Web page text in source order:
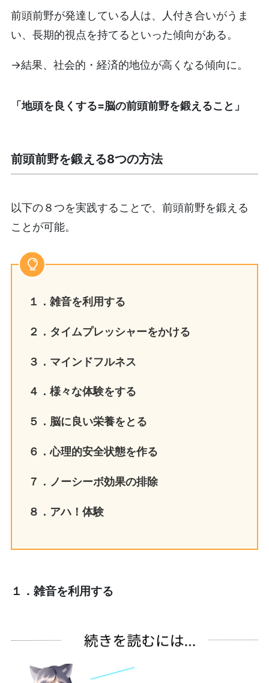
前頭前野が発達している人は、人付き合いがうま
い、長期的視点を持てるといった傾向がある。
→結果、社会的・経済的地位が高くなる傾向に。
「地頭を良くする=脳の前頭前野を鍛えること」
前頭前野を鍛える8つの方法
以下の８つを実践することで、前頭前野を鍛える
ことが可能。
１．雑音を利用する
２．タイムプレッシャーをかける
３．マインドフルネス
４．様々な体験をする
５．脳に良い栄養をとる
６．心理的安全状態を作る
７．ノーシーボ効果の排除
８．アハ！体験
１．雑音を利用する